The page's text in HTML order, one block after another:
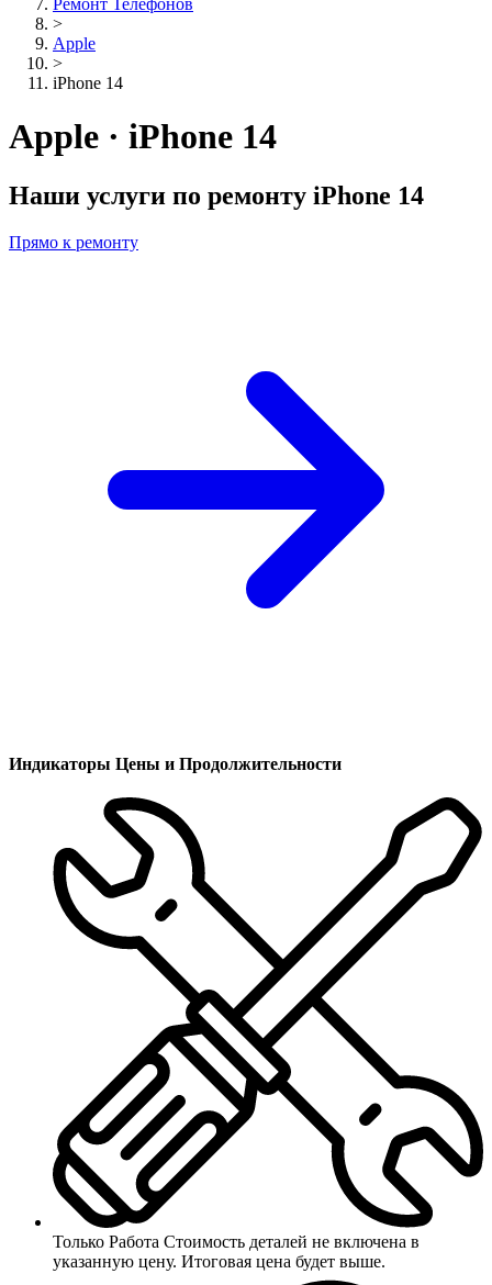
Ремонт Телефонов
>
Apple
>
iPhone 14
Apple · iPhone 14
Наши услуги по ремонту iPhone 14
Прямо к ремонту
Индикаторы Цены и Продолжительности
Только Работа Стоимость деталей не включена в
указанную цену. Итоговая цена будет выше.